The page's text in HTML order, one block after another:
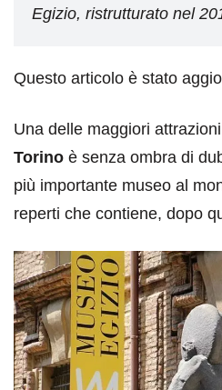
Egizio, ristrutturato nel
Questo articolo è stato
Una delle maggiori
Torino è senza ombra di
più importante museo al
reperti che contiene, dopo